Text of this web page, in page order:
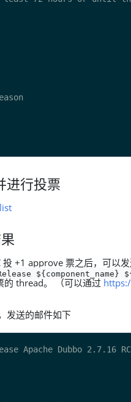
进行投票
+1 approve 票之后，可以
${component_name}
的 thread。 （可以通过
发送的邮件如下